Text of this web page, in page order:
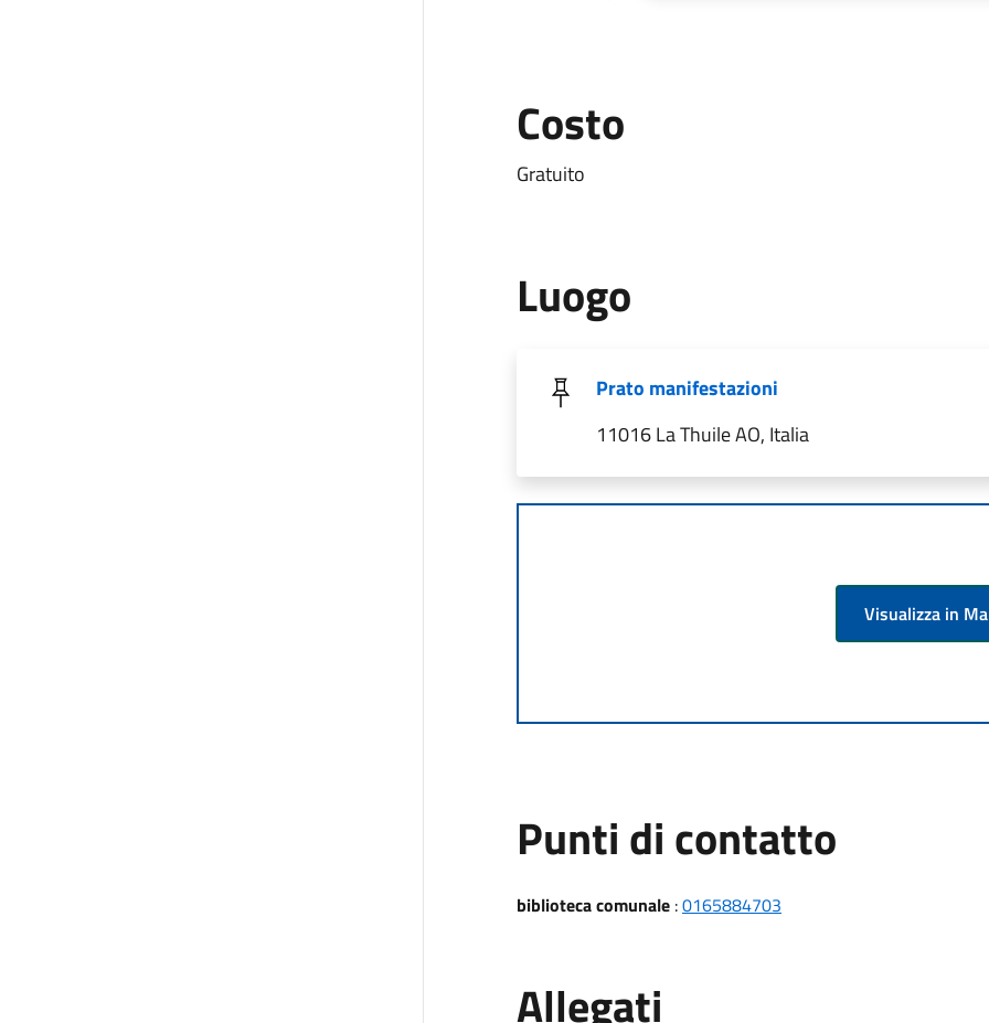
Costo
Gratuito
Luogo
Prato manifestazioni
11016 La Thuile AO, Italia
Visualizza in
Punti di contatto
biblioteca comunale:0165884703
Allegati